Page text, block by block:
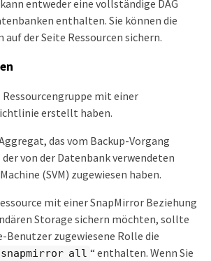
entweder eine vollständige DAG
enthalten. Sie können die
auf der Seite Ressourcen sichern.
Ressourcengruppe mit einer
erstellt haben.
das vom Backup-Vorgang
von der Datenbank verwendeten
(SVM) zugewiesen haben.
mit einer SnapMirror Beziehung
Storage sichern möchten, sollte
Benutzer zugewiesene Rolle die
snapmirror all “ enthalten. Wenn Sie